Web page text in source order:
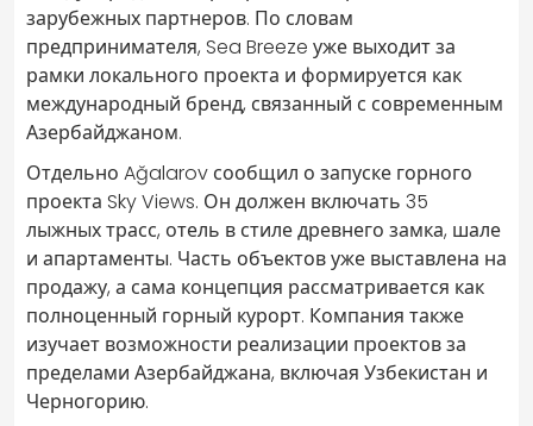
зарубежных партнеров. По словам
предпринимателя, Sea Breeze уже выходит за
рамки локального проекта и формируется как
международный бренд, связанный с современным
Азербайджаном.
Отдельно Ağalarov сообщил о запуске горного
проекта Sky Views. Он должен включать 35
лыжных трасс, отель в стиле древнего замка, шале
и апартаменты. Часть объектов уже выставлена на
продажу, а сама концепция рассматривается как
полноценный горный курорт. Компания также
изучает возможности реализации проектов за
пределами Азербайджана, включая Узбекистан и
Черногорию.